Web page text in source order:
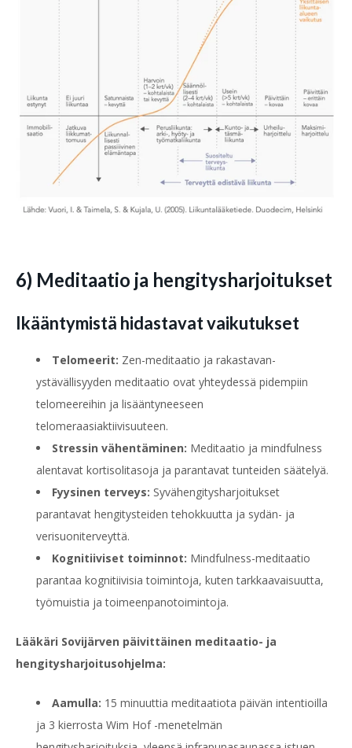
6) Meditaatio ja hengitysharjoitukset
Ikääntymistä hidastavat vaikutukset
Telomeerit: Zen-meditaatio ja rakastavan-
ystävällisyyden meditaatio ovat yhteydessä pidempiin
telomeereihin ja lisääntyneeseen
telomeraasiaktiivisuuteen.
Stressin vähentäminen: Meditaatio ja mindfulness
alentavat kortisolitasoja ja parantavat tunteiden säätelyä.
Fyysinen terveys: Syvähengitysharjoitukset
parantavat hengitysteiden tehokkuutta ja sydän- ja
verisuoniterveyttä.
Kognitiiviset toiminnot: Mindfulness-meditaatio
parantaa kognitiivisia toimintoja, kuten tarkkaavaisuutta,
työmuistia ja toimeenpanotoimintoja.
Lääkäri Sovijärven päivittäinen meditaatio- ja
hengitysharjoitusohjelma:
Aamulla: 15 minuuttia meditaatiota päivän intentioilla
ja 3 kierrosta Wim Hof -menetelmän